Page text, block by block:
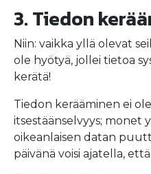
3. Tiedon
Niin: vaikka yllä olevat
ole hyötyä, jollei tietoa
kerätä!
Tiedon kerääminen ei
itsestäänselvyys; monet
oikeanlaisen datan
päivänä voisi ajatella,